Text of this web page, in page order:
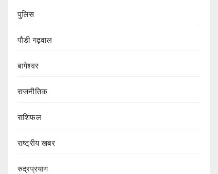
पुलिस
पौडी गढ़वाल
बागेश्वर
राजनीतिक
राशिफल
राष्ट्रीय खबर
रुद्रप्रयाग